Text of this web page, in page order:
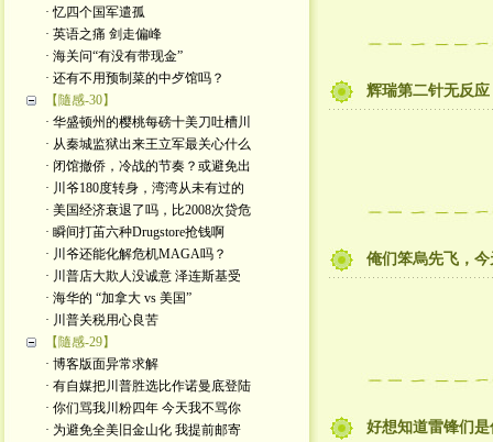
· 忆四个国军遣孤
· 英语之痛 剑走偏峰
· 海关问“有没有带现金”
· 还有不用预制菜的中歺馆吗？
【隨感-30】
· 华盛顿州的樱桃每磅十美刀吐槽川
· 从秦城监狱出来王立军最关心什么
· 闭馆撤侨，冷战的节奏？或避免出
· 川爷180度转身，湾湾从未有过的
· 美国经济衰退了吗，比2008次贷危
· 瞬间打苖六种Drugstore抢钱啊
· 川爷还能化解危机MAGA吗？
· 川普店大欺人没诚意 泽连斯基受
· 海华的 “加拿大 vs 美国”
· 川普关税用心良苦
【隨感-29】
· 博客版面异常求解
· 有自媒把川普胜选比作诺曼底登陆
· 你们骂我川粉四年 今天我不骂你
· 为避免全美旧金山化 我提前邮寄
辉瑞第二针无反
俺们笨烏先飞，
好想知道雷锋们